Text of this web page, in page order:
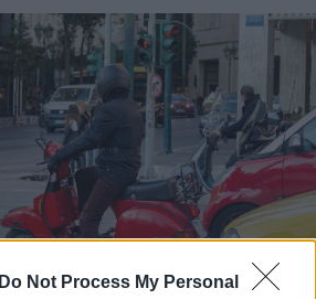
Do Not Process My Personal